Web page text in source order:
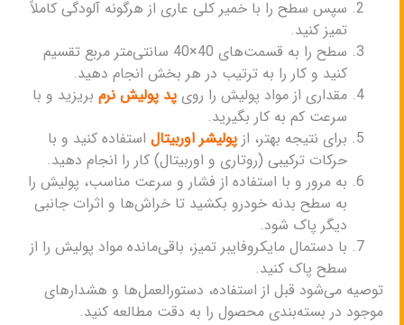
سپس سطح را با خمیر کلی عاری از هرگونه آلودگی کاملاً
تمیز کنید.
سطح را به قسمت‌های 40×40 سانتی‌متر مربع تقسیم
کنید و کار را به ترتیب در هر بخش انجام دهید.
مقداری از مواد پولیش را روی پد پولیش نرم بریزید و با
سرعت کم به کار بگیرید.
برای نتیجه بهتر، از پولیشر اوربیتال استفاده کنید و با
حرکات ترکیبی (روتاری و اوربیتال) کار را انجام دهید.
به مرور و با استفاده از فشار و سرعت مناسب، پولیش را
به سطح بدنه خودرو بکشید تا خراش‌ها و اثرات جانبی
دیگر پاک شود.
با دستمال مایکروفایبر تمیز، باقی‌مانده مواد پولیش را از
سطح پاک کنید.
توصیه می‌شود قبل از استفاده، دستورالعمل‌ها و هشدارهای
موجود در بسته‌بندی محصول را به دقت مطالعه کنید.